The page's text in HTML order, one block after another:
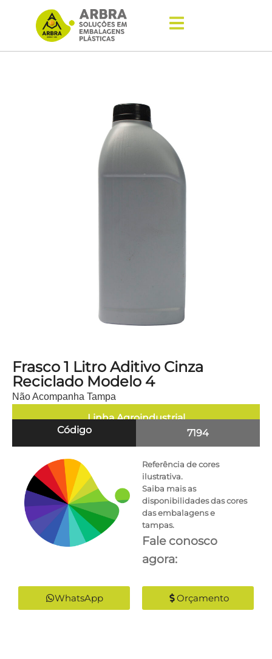
Frasco 1 Litro Aditivo Cinza
Reciclado Modelo 4
Não Acompanha Tampa
Linha Agroindustrial
Código
7194
Referência de cores
ilustrativa.
Saiba mais as
disponibilidades das cores
das embalagens e
tampas.
Fale conosco
agora:
WhatsApp Orçamento